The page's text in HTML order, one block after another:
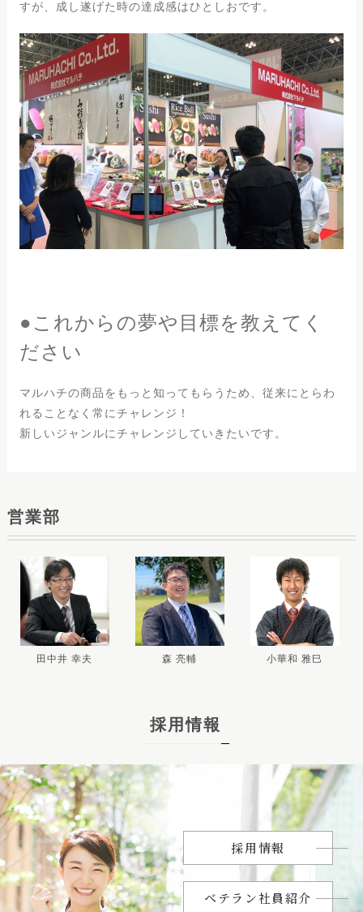
すが、成し遂げた時の達成感はひとしおです。
●これからの夢や目標を教えてく
ださい
マルハチの商品をもっと知ってもらうため、従来にとらわ
れることなく常にチャレンジ！
新しいジャンルにチャレンジしていきたいです。
営業部
田中井 幸夫 森 亮輔 小華和 雅巳
採用情報
採用情報
ベテラン社員紹介